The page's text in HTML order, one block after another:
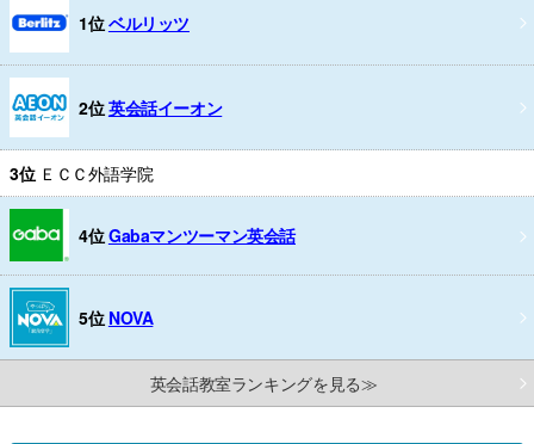
1位ベルリッツ
2位英会話イーオン
3位 ＥＣＣ外語学院
4位Gabaマンツーマン英会話
5位 NOVA
英会話教室ランキングを見る≫